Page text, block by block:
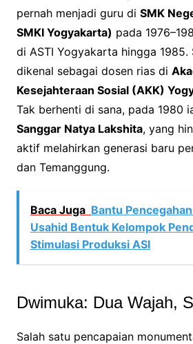
pernah menjadi guru di SMK
SMKI Yogyakarta) pada
di ASTI Yogyakarta hingga 1985.
dikenal sebagai dosen rias di
Kesejahteraan Sosial (AKK)
Tak berhenti di sana, pada 1980
Sanggar Natya Lakshita, yang
aktif melahirkan generasi baru
dan Temanggung.
Baca Juga Bantu
Usahid Bentuk Kelompok
Stimulasi Produksi ASI
Dwimuka: Dua Wajah,
Salah satu pencapaian